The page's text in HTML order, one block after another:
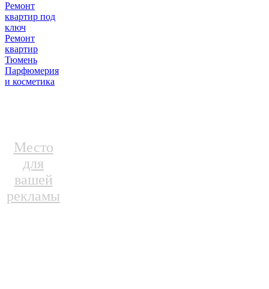
Ремонт
квартир под
ключ
Ремонт
квартир
Тюмень
Парфюмерия
и косметика
Место
для
вашей
рекламы